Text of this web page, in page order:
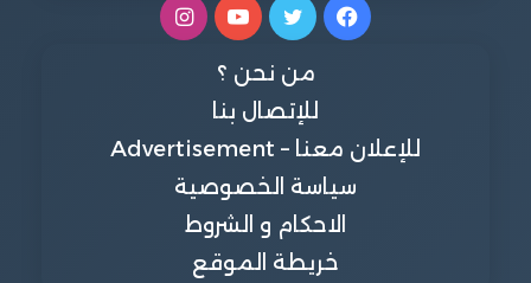
فيسبوكتويتر يوتيوبانستقرام
من نحن ؟
للإتصال بنا
للإعلان معنا – Advertisement
سياسة الخصوصية
الاحكام و الشروط
خريطة الموقع